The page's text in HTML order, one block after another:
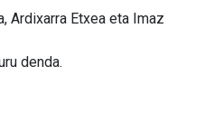
Ardixarra Etxea eta Imaz
denda.